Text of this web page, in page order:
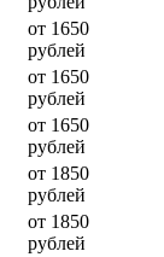
от 1650
рублей
от 1650
рублей
от 1650
рублей
от 1850
рублей
от 1850
рублей